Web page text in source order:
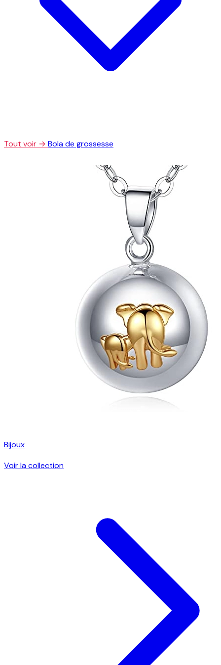
Tout voir → Bola de grossesse
Bijoux
Voir la collection